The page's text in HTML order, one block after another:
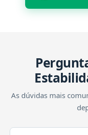
As dúvidas mais